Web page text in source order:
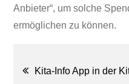
Anbieter“, um solche
ermöglichen zu können.
Kita-Info App in der